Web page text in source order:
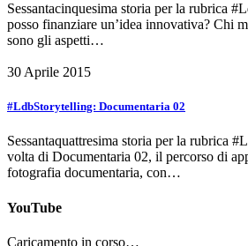
Sessantacinquesima storia per la rubrica
posso finanziare un’idea innovativa? Chi
sono gli aspetti…
30 Aprile 2015
#LdbStorytelling: Documentaria 02
Sessantaquattresima storia per la rubrica
volta di Documentaria 02, il percorso di
fotografia documentaria, con…
YouTube
Caricamento in corso…